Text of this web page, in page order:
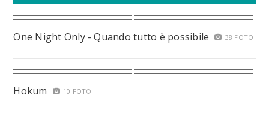
One Night Only - Quando tutto è possibile 38 FOTO
Hokum 10 FOTO